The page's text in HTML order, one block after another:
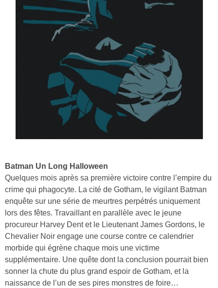
Batman Un Long Halloween
Quelques mois après sa première victoire contre l’empire du
crime qui phagocyte. La cité de Gotham, le vigilant Batman
enquête sur une série de meurtres perpétrés uniquement
lors des fêtes. Travaillant en parallèle avec le jeune
procureur Harvey Dent et le Lieutenant James Gordons, le
Chevalier Noir engage une course contre ce calendrier
morbide qui égrène chaque mois une victime
supplémentaire. Une quête dont la conclusion pourrait bien
sonner la chute du plus grand espoir de Gotham, et la
naissance de l’un de ses pires monstres de foire…